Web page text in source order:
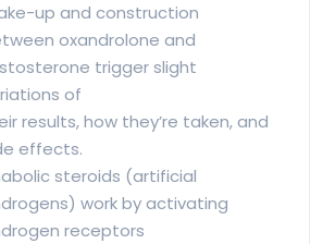
up and construction
oxandrolone and
trigger slight
of
results, how they’re taken, and
effects.
steroids (artificial
work by activating
receptors